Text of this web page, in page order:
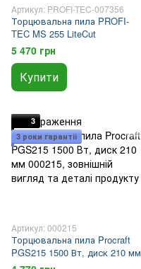
Артикул: PROFI-TEC-007356
Торцювальна пила PROFI-
TEC MS 255 LiteCut
5 470 грн
Купити
3
3 роки гарантіі
Артикул: 000215
Торцювальна пила Procraft
PGS215 1500 Вт, диск 210 мм